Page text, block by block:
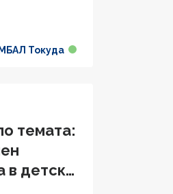
Токуда
темата:
в детска